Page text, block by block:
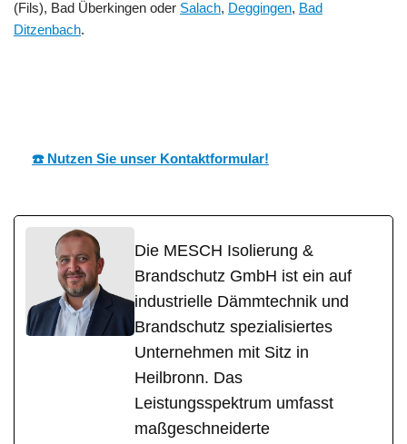
(Fils), Bad Überkingen oder Salach, Deggingen, Bad
Ditzenbach.
☎️ Nutzen Sie unser Kontaktformular!
Die MESCH Isolierung &
Brandschutz GmbH ist ein auf
industrielle Dämmtechnik und
Brandschutz spezialisiertes
Unternehmen mit Sitz in
Heilbronn. Das
Leistungsspektrum umfasst
maßgeschneiderte